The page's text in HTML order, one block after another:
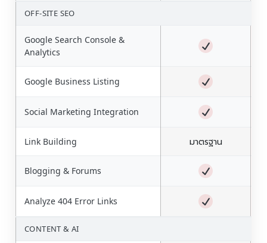
OFF-SITE SEO
Google Search Console &
Analytics
Google Business Listing
Social Marketing Integration
Link Building มาตรฐาน
Blogging & Forums
Analyze 404 Error Links
CONTENT & AI